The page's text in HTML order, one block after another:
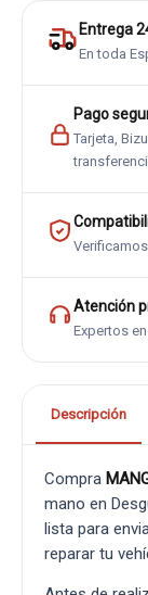
Entrega
En toda
Pago
Tarjeta,
Atención
Expertos
Descripción
Compra
mano en
lista para
reparar tu